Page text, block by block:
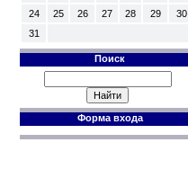
24
25 26 27 28 29
30
31
Поиск
Форма входа